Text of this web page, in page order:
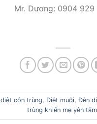
Mr. Dương: 0904 929
diệt côn trùng, Diệt muỗi,Đèn
trùng khiến mẹ yên tâm